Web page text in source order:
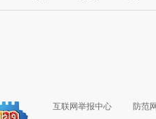
互联网举报中心
防范